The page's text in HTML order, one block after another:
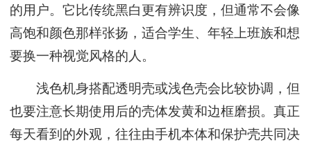
的用户。它比传统黑白更有辨识度，但通常不会像
高饱和颜色那样张扬，适合学生、年轻上班族和想
要换一种视觉风格的人。
浅色机身搭配透明壳或浅色壳会比较协调，但
也要注意长期使用后的壳体发黄和边框磨损。真正
每天看到的外观，往往由手机本体和保护壳共同决